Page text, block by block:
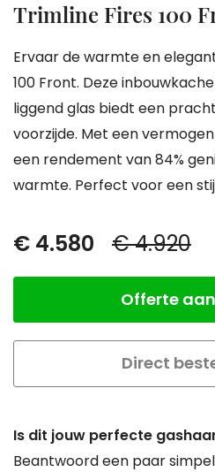
naar
het
begin
van
de
afbeeldingen-
gallerij
Trimline Fires 100
Ervaar de warmte en
100 Front. Deze
liggend glas biedt een
voorzijde. Met een
een rendement van 84%
warmte. Perfect voor een
Special
€ 4.580
Regular
€ 4.920
Direct
Offerte
Is dit jouw perfecte
Beantwoord een paar